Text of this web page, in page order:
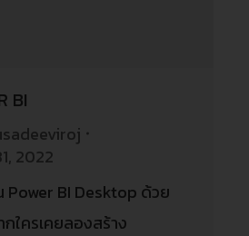
BI
2022
Power BI Desktop ด้วย
ใครเคยลองสร้าง